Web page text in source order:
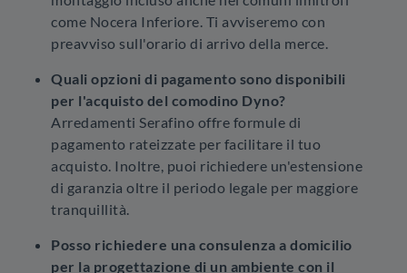
come Nocera Inferiore. Ti avviseremo con
preavviso sull'orario di arrivo della merce.
Quali opzioni di pagamento sono disponibili
per l'acquisto del comodino Dyno?
Arredamenti Serafino offre formule di
pagamento rateizzate per facilitare il tuo
acquisto. Inoltre, puoi richiedere un'estensione
di garanzia oltre il periodo legale per maggiore
tranquillità.
Posso richiedere una consulenza a domicilio
per la progettazione di un ambiente con il